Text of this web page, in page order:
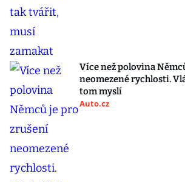
Více než polovina
neomezené rychlosti.
tom myslí
Auto.cz